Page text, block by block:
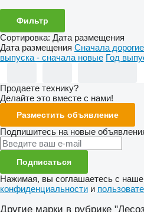
Фильтр
Сортировка: Дата размещения
Дата размещения Сначала дорогие
выпуска - сначала новые Год
Продаете технику?
Делайте это вместе с нами!
Разместить объявление
Подпишитесь на новые
Подписаться
Нажимая, вы соглашаетесь с
конфиденциальности и
Другие марки в рубрике